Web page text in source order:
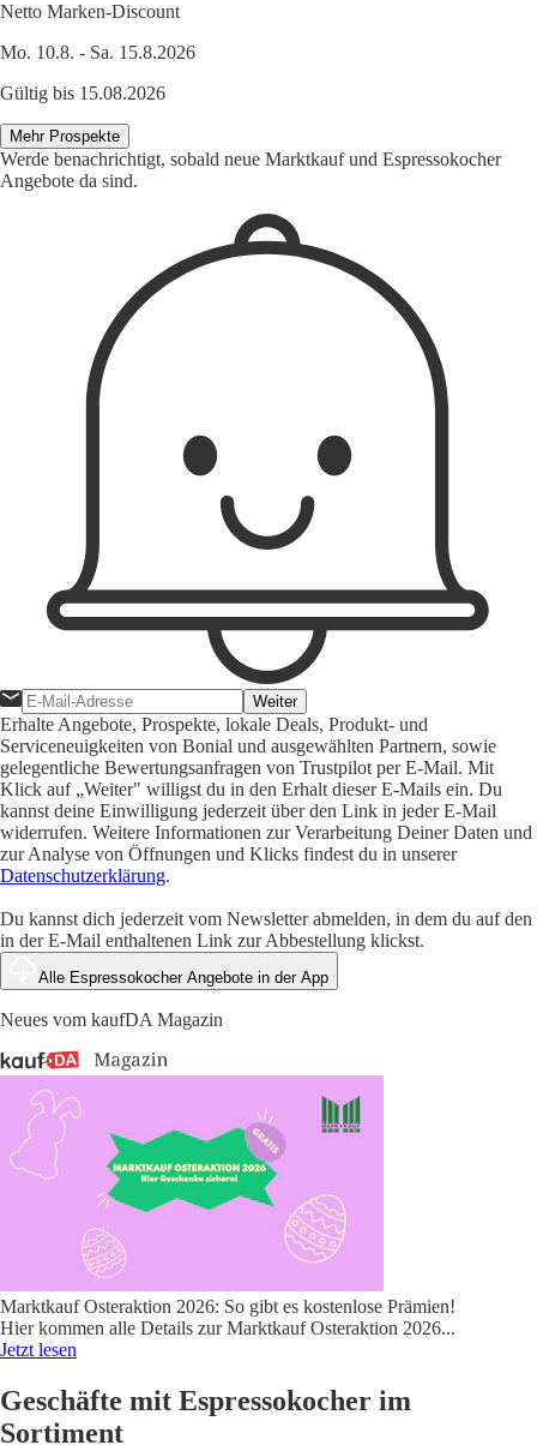
Netto Marken-Discount
Mo. 10.8. - Sa. 15.8.2026
Gültig bis 15.08.2026
Mehr Prospekte
Werde benachrichtigt, sobald neue Marktkauf und Espressokocher
Angebote da sind.
Weiter
Erhalte Angebote, Prospekte, lokale Deals, Produkt- und
Serviceneuigkeiten von Bonial und ausgewählten Partnern, sowie
gelegentliche Bewertungsanfragen von Trustpilot per E-Mail. Mit
Klick auf „Weiter" willigst du in den Erhalt dieser E-Mails ein. Du
kannst deine Einwilligung jederzeit über den Link in jeder E-Mail
widerrufen. Weitere Informationen zur Verarbeitung Deiner Daten und
zur Analyse von Öffnungen und Klicks findest du in unserer
Datenschutzerklärung.
Du kannst dich jederzeit vom Newsletter abmelden, in dem du auf den
in der E-Mail enthaltenen Link zur Abbestellung klickst.
Alle Espressokocher Angebote in der App
Neues vom kaufDA Magazin
Marktkauf Osteraktion 2026: So gibt es kostenlose Prämien!
Hier kommen alle Details zur Marktkauf Osteraktion 2026...
Jetzt lesen
Geschäfte mit Espressokocher im
Sortiment